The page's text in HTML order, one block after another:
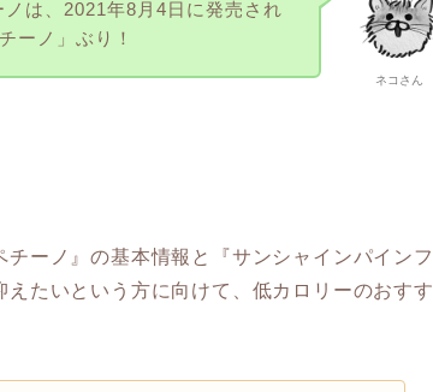
ネコさん
は、2021年8月4日に発売され
ーノ」ぶり！
ーノ』の基本情報と『サンシャインパインフ
たいという方に向けて、低カロリーのおすす